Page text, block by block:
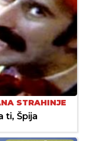
STRAHINJE
ti, Špija